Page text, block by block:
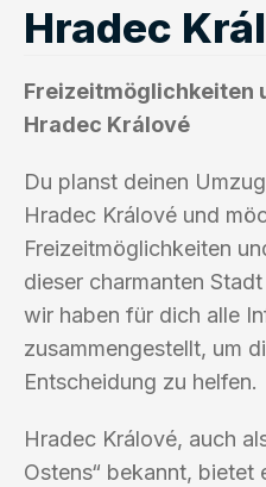
Hradec
Freizeitmöglichkeiten
Hradec Králové
Du planst deinen
Hradec Králové und
Freizeitmöglichkeiten
dieser charmanten
wir haben für dich alle
zusammengestellt, um
Entscheidung zu helfen.
Hradec Králové, auch
Ostens“ bekannt, bietet